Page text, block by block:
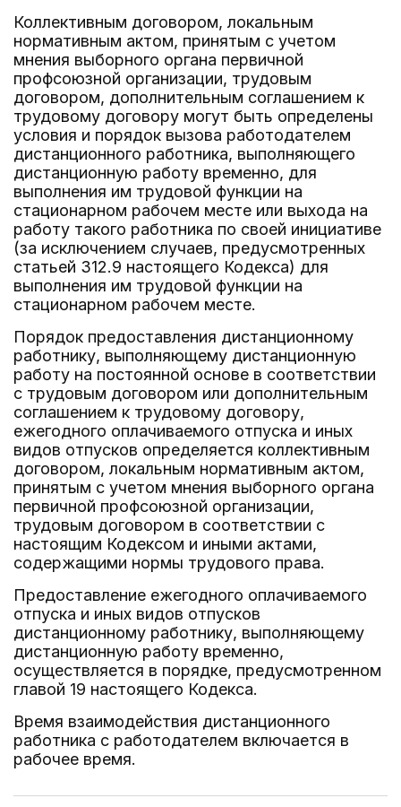
Коллективным договором, локальным
нормативным актом, принятым с учетом
мнения выборного органа первичной
профсоюзной организации, трудовым
договором, дополнительным соглашением к
трудовому договору могут быть определены
условия и порядок вызова работодателем
дистанционного работника, выполняющего
дистанционную работу временно, для
выполнения им трудовой функции на
стационарном рабочем месте или выхода на
работу такого работника по своей инициативе
(за исключением случаев, предусмотренных
статьей 312.9 настоящего Кодекса) для
выполнения им трудовой функции на
стационарном рабочем месте.
Порядок предоставления дистанционному
работнику, выполняющему дистанционную
работу на постоянной основе в соответствии
с трудовым договором или дополнительным
соглашением к трудовому договору,
ежегодного оплачиваемого отпуска и иных
видов отпусков определяется коллективным
договором, локальным нормативным актом,
принятым с учетом мнения выборного органа
первичной профсоюзной организации,
трудовым договором в соответствии с
настоящим Кодексом и иными актами,
содержащими нормы трудового права.
Предоставление ежегодного оплачиваемого
отпуска и иных видов отпусков
дистанционному работнику, выполняющему
дистанционную работу временно,
осуществляется в порядке, предусмотренном
главой 19 настоящего Кодекса.
Время взаимодействия дистанционного
работника с работодателем включается в
рабочее время.